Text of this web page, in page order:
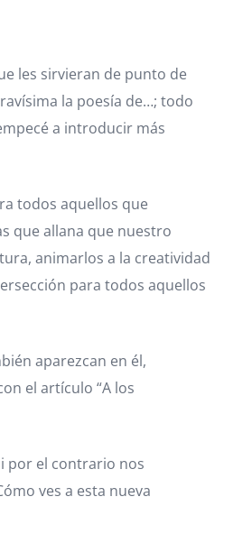
les sirvieran de punto de
la poesía de…; todo
a introducir más
todos aquellos que
que allana que nuestro
animarlos a la creatividad
para todos aquellos
aparezcan en él,
el artículo “A los
por el contrario nos
ves a esta nueva